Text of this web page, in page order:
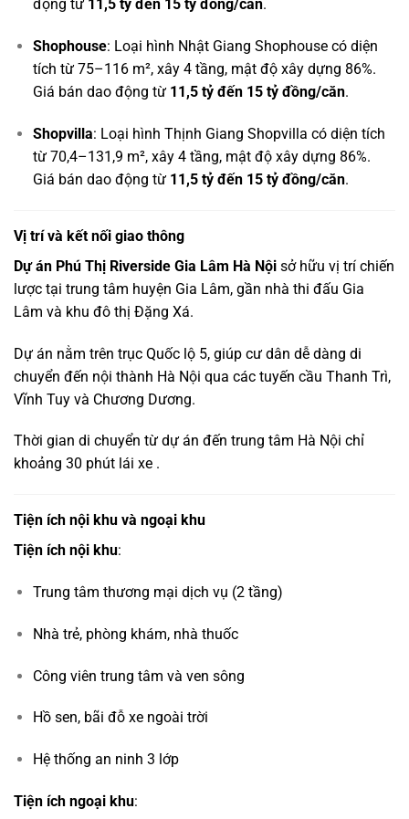
động từ 11,5 tỷ đến 15 tỷ đồng/căn.
Shophouse: Loại hình Nhật Giang Shophouse có diện
tích từ 75–116 m², xây 4 tầng, mật độ xây dựng 86%.
Giá bán dao động từ 11,5 tỷ đến 15 tỷ đồng/căn.
Shopvilla: Loại hình Thịnh Giang Shopvilla có diện tích
từ 70,4–131,9 m², xây 4 tầng, mật độ xây dựng 86%.
Giá bán dao động từ 11,5 tỷ đến 15 tỷ đồng/căn.
Vị trí và kết nối giao thông
Dự án Phú Thị Riverside Gia Lâm Hà Nội sở hữu vị trí chiến
lược tại trung tâm huyện Gia Lâm, gần nhà thi đấu Gia
Lâm và khu đô thị Đặng Xá.
Dự án nằm trên trục Quốc lộ 5, giúp cư dân dễ dàng di
chuyển đến nội thành Hà Nội qua các tuyến cầu Thanh Trì,
Vĩnh Tuy và Chương Dương.
Thời gian di chuyển từ dự án đến trung tâm Hà Nội chỉ
khoảng 30 phút lái xe .
Tiện ích nội khu và ngoại khu
Tiện ích nội khu:
Trung tâm thương mại dịch vụ (2 tầng)
Nhà trẻ, phòng khám, nhà thuốc
Công viên trung tâm và ven sông
Hồ sen, bãi đỗ xe ngoài trời
Hệ thống an ninh 3 lớp
Tiện ích ngoại khu: